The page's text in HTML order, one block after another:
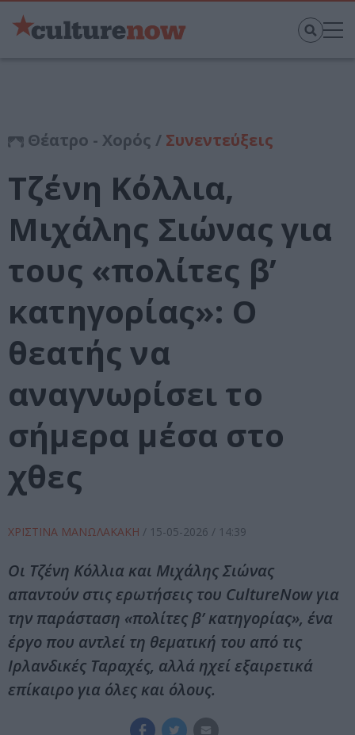
Θέατρο - Χορός / Συνεντεύξεις
Τζένη Κόλλια,
Μιχάλης Σιώνας για
τους «πολίτες β’
κατηγορίας»: Ο
θεατής να
αναγνωρίσει το
σήμερα μέσα στο
χθες
ΧΡΙΣΤΙΝΑ ΜΑΝΩΛΑΚΑΚΗ / 15-05-2026 / 14:39
Οι Τζένη Κόλλια και Μιχάλης Σιώνας
απαντούν στις ερωτήσεις του CultureNow για
την παράσταση «πολίτες β’ κατηγορίας», ένα
έργο που αντλεί τη θεματική του από τις
Ιρλανδικές Ταραχές, αλλά ηχεί εξαιρετικά
επίκαιρο για όλες και όλους.